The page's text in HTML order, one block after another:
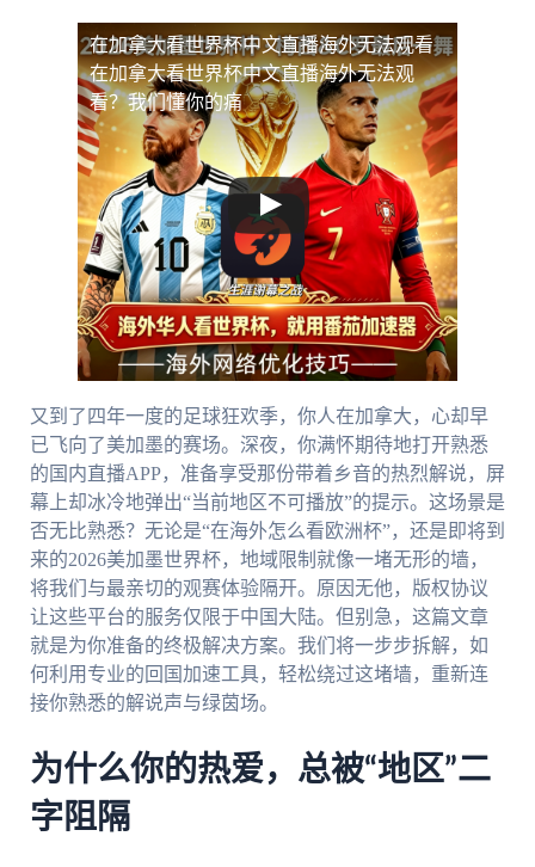
在加拿大看世界杯中文直播海外无法观看
在加拿大看世界杯中文直播海外无法观
看？我们懂你的痛
又到了四年一度的足球狂欢季，你人在加拿大，心却早
已飞向了美加墨的赛场。深夜，你满怀期待地打开熟悉
的国内直播APP，准备享受那份带着乡音的热烈解说，屏
幕上却冰冷地弹出“当前地区不可播放”的提示。这场景是
否无比熟悉？无论是“在海外怎么看欧洲杯”，还是即将到
来的2026美加墨世界杯，地域限制就像一堵无形的墙，
将我们与最亲切的观赛体验隔开。原因无他，版权协议
让这些平台的服务仅限于中国大陆。但别急，这篇文章
就是为你准备的终极解决方案。我们将一步步拆解，如
何利用专业的回国加速工具，轻松绕过这堵墙，重新连
接你熟悉的解说声与绿茵场。
为什么你的热爱，总被“地区”二
字阻隔